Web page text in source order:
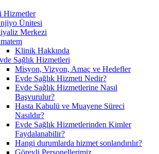
Hizmetler
Ünitesi
Merkezi
Klinik Hakkında
Sağlık Hizmetleri
Misyon, Vizyon, Amaç ve Hedefler
Evde Sağlık Hizmeti Nedir?
Evde Sağlık Hizmetlerine Nasıl
Başvurulur?
Hasta Kabulü ve Muayene Süreci
Nasıldır?
Evde Sağlık Hizmetlerinden Kimler
Faydalanabilir?
Hangi durumlarda hizmet sonlandırılır?
Görevli Personellerimiz